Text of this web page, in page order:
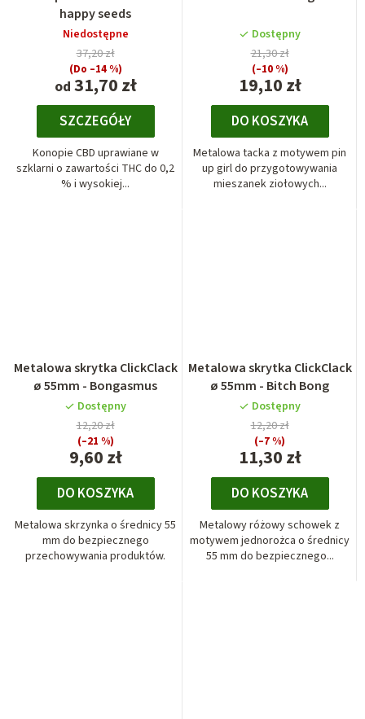
happy seeds
Niedostępne
od 31,70 zł
37,20 zł
(Do –14 %)
SZCZEGÓŁY
Konopie CBD uprawiane w
szklarni o zawartości THC do 0,2
% i wysokiej...
Dostępny
19,10 zł
21,30 zł
(–10 %)
DO KOSZYKA
Metalowa tacka z motywem pin
up girl do przygotowywania
mieszanek ziołowych...
Metalowa skrytka ClickClack
ø 55mm - Bongasmus
Dostępny
9,60 zł
12,20 zł
(–21 %)
DO KOSZYKA
Metalowa skrzynka o średnicy 55
mm do bezpiecznego
przechowywania produktów.
Metalowa skrytka ClickClack
ø 55mm - Bitch Bong
Dostępny
11,30 zł
12,20 zł
(–7 %)
DO KOSZYKA
Metalowy różowy schowek z
motywem jednorożca o średnicy
55 mm do bezpiecznego...